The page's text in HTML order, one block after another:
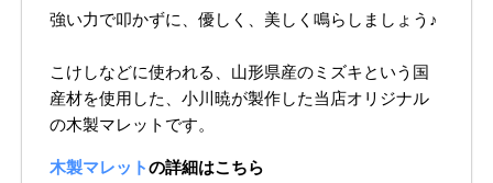
強い力で叩かずに、優しく、美しく鳴らしましょう♪
こけしなどに使われる、山形県産のミズキという国
産材を使用した、小川暁が製作した当店オリジナル
の木製マレットです。
木製マレットの詳細はこちら